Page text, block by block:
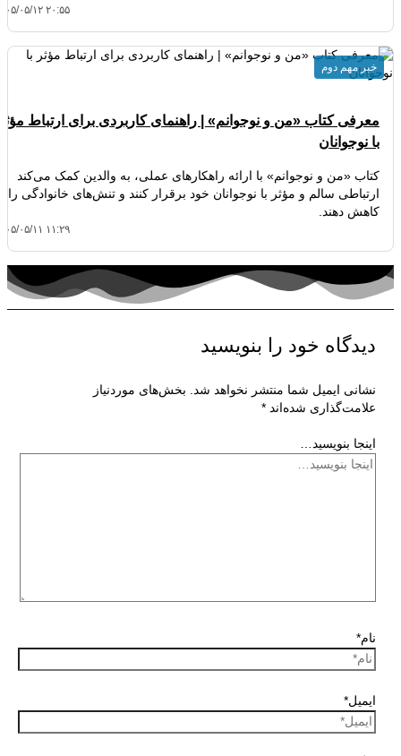
۱۴۰۵/۰۵/۱۲
معرفی کتاب «من و نوجوانم» | راهنمای کاربردی برای ارتباط
با نوجوانان
کتاب «من و نوجوانم» با ارائه راهکارهای عملی، به والدین کمک می‌کند
ارتباطی سالم و مؤثر با نوجوانان خود برقرار کنند و تنش‌های خانوادگی را
کاهش دهند.
۱۴۰۵/۰۵/۱۱
خبر مهم دوم
دیدگاه‌ خود را بنویسید
نشانی ایمیل شما منتشر نخواهد شد.
بخش‌های موردنیاز
علامت‌گذاری شده‌اند *
اینجا بنویسید…
نام*
ایمیل*